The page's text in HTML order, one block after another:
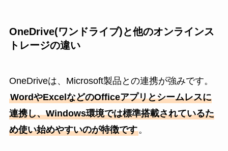
OneDrive(ワンドライブ)と他のオンラインス
トレージの違い
OneDriveは、Microsoft製品との連携が強みです。
WordやExcelなどのOfficeアプリとシームレスに
連携し、Windows環境では標準搭載されているた
め使い始めやすいのが特徴です。